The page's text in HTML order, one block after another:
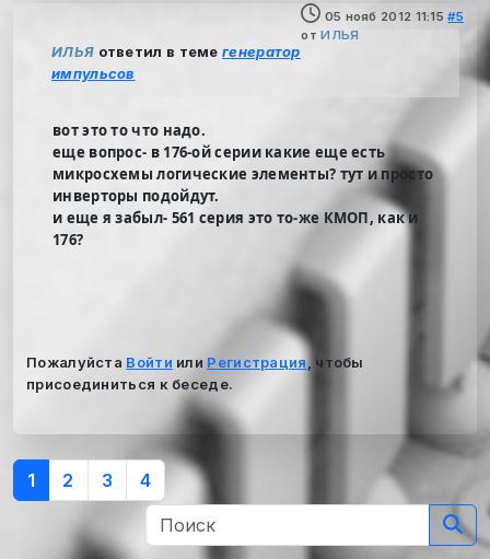
05 нояб 2012 11:15 #5
отИЛЬЯ
ИЛЬЯ ответил в темегенератор
импульсов
вот это то что надо.
еще вопрос- в 176-ой серии какие еще есть
микросхемы логические элементы? тут и просто
инверторы подойдут.
и еще я забыл- 561 серия это то-же КМОП, как и
176?
Пожалуйста Войти или Регистрация
, чтобы
присоединиться к беседе.
1 2 3 4